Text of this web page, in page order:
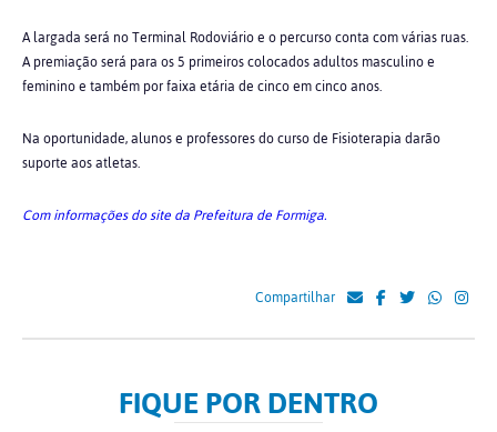
A largada será no Terminal Rodoviário e o percurso conta com várias ruas.
A premiação será para os 5 primeiros colocados adultos masculino e
feminino e também por faixa etária de cinco em cinco anos.
Na oportunidade, alunos e professores do curso de Fisioterapia darão
suporte aos atletas.
Com informações do site da Prefeitura de Formiga.
Compartilhar
FIQUE POR DENTRO